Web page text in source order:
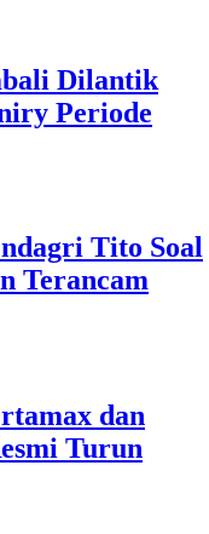
Dilantik
Periode
Tito Soal
Terancam
dan
Turun